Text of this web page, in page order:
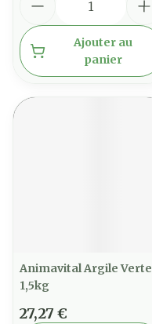
Ajouter au
panier
Animavital Argile Verte
1,5kg
27,27 €